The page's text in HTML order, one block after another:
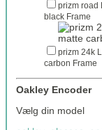
prizm road
black Frame
prizm 24k
carbon Frame
Oakley Encoder
Vælg din model